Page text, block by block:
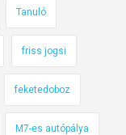
Tanuló
friss jogsi
feketedoboz
M7-es autópálya